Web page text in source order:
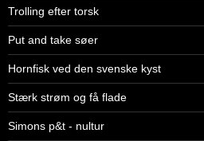
Trolling efter torsk
Put and take søer
Hornfisk ved den svenske kyst
Stærk strøm og få flade
Simons p&t - nultur